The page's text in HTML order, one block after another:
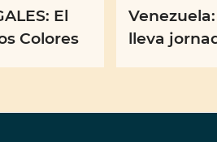
El
Colores
lleva